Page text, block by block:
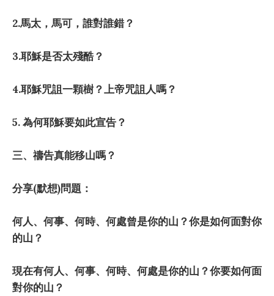
2.馬太，馬可，誰對誰錯？
3.耶穌是否太殘酷？
4.耶穌咒詛一顆樹？上帝咒詛人嗎？
5.為何耶穌要如此宣告？
三、禱告真能移山嗎？
分享(默想)問題：
何人、何事、何時、何處曾是你的山？你是如何面對你
的山？
現在有何人、何事、何時、何處是你的山？你要如何面
對你的山？